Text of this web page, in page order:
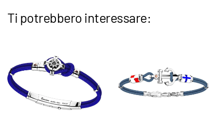
Ti potrebbero interessare: